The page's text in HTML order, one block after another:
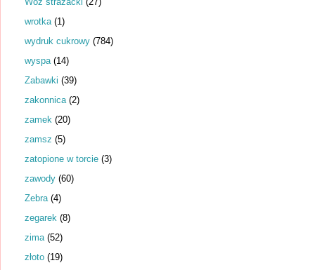
wrotka (1)
wydruk cukrowy (784)
wyspa (14)
Zabawki (39)
zakonnica (2)
zamek (20)
zamsz (5)
zatopione w torcie (3)
zawody (60)
Zebra (4)
zegarek (8)
zima (52)
złoto (19)